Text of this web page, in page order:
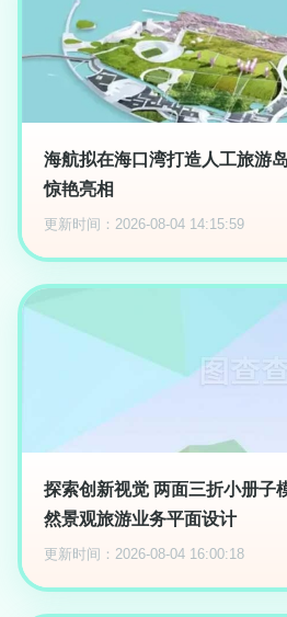
海航拟在海口湾打造人工旅游
惊艳亮相
更新时间：2026-08-04 14:15:59
探索创新视觉 两面三折小册子
然景观旅游业务平面设计
更新时间：2026-08-04 16:00:18